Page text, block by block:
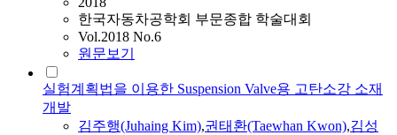
한국자동차공학회 부문종합 학술대회
Vol.2018 No.6
원문보기
실험계획법을 이용한 Suspension Valve용 고탄소강 소재
개발
김주행(Juhaing Kim),권태환(Taewhan Kwon),김성